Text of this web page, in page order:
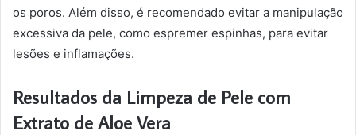
os poros. Além disso, é recomendado evitar a manipulação
excessiva da pele, como espremer espinhas, para evitar
lesões e inflamações.
Resultados da Limpeza de Pele com
Extrato de Aloe Vera